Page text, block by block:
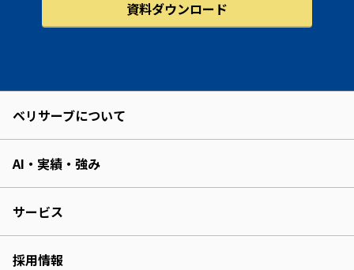
資料ダウンロード
ベリサーブについて
AI・実績・強み
サービス
採用情報